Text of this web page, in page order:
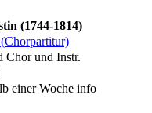
(1744-1814)
Chor und Instr.
einer Woche info